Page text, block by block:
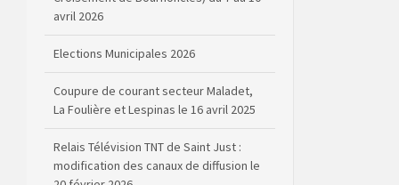
avril 2026
Elections Municipales 2026
Coupure de courant secteur Maladet,
La Foulière et Lespinas le 16 avril 2025
Relais Télévision TNT de Saint Just :
modification des canaux de diffusion le